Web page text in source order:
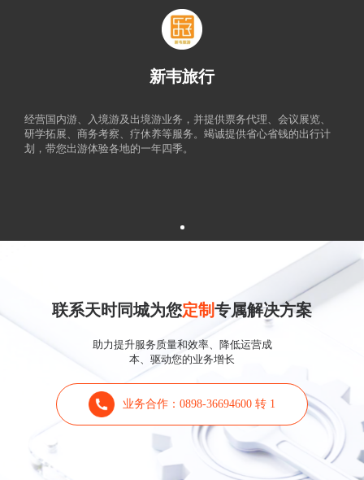
新韦旅行
经营国内游、入境游及出境游业务，并提供票务代理、会议展览、
研学拓展、商务考察、疗休养等服务。竭诚提供省心省钱的出行计
划，带您出游体验各地的一年四季。
联系天时同城为您定制专属解决方案
助力提升服务质量和效率、降低运营成
本、驱动您的业务增长
业务合作：0898-36694600 转 1